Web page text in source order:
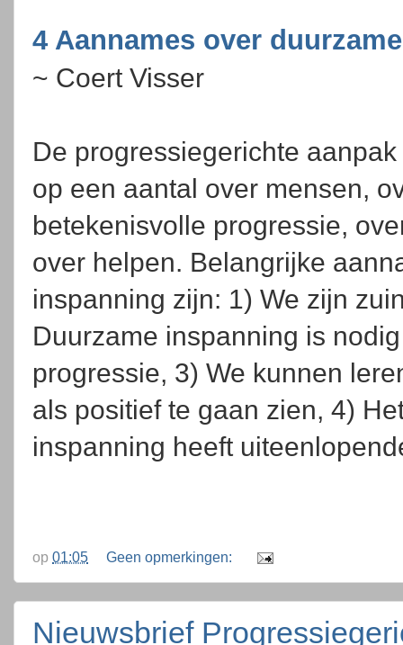
4 Aannames over
~ Coert Visser
De progressiegerichte
op een aantal over mensen,
betekenisvolle progressie,
over helpen. Belangrijke
inspanning zijn: 1) We zijn
Duurzame inspanning is
progressie, 3) We kunnen
als positief te gaan zien, 4)
inspanning heeft
op 01:05 Geen opmerkingen:
Nieuwsbrief